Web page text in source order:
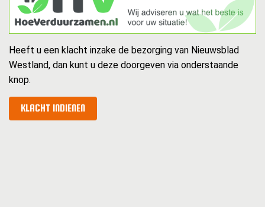
Heeft u een klacht inzake de bezorging van Nieuwsblad
Westland, dan kunt u deze doorgeven via onderstaande
knop.
KLACHT INDIENEN